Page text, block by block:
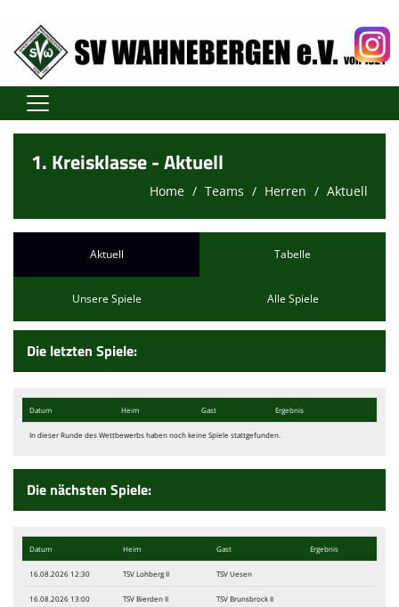
Home
Sponsoren
Vereinsgeschichte
Galerien
Downloads
Fanshop
Kontakt
1. Kreisklasse - Aktuell
Home Teams Herren Aktuell
Aktuell Tabelle
Unsere Spiele Alle Spiele
Die letzten Spiele:
Datum Heim Gast Ergebnis
In dieser Runde des Wettbewerbs haben noch keine Spiele stattgefunden.
Die nächsten Spiele:
Datum Heim Gast Ergebnis
16.08.2026 12:30 TSV Lohberg II TSV Uesen
16.08.2026 13:00 TSV Bierden II TSV Brunsbrock II